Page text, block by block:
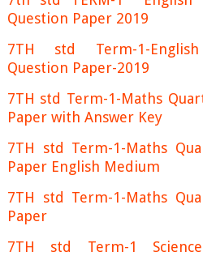
Question Paper 2019
7TH std Term-1-
Question Paper-2019
7TH std Term-1-Maths
Paper with Answer Key
7TH std Term-1-Maths
Paper English Medium
7TH std Term-1-Maths
Paper
7TH std Term-1